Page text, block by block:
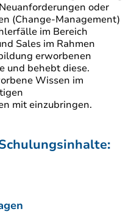
oder
(Change-Management)
im Bereich
Sales im Rahmen
erworbenen
und behebt diese.
Wissen im
mit einzubringen.